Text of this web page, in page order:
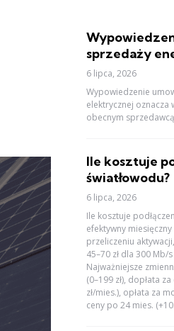
sprzedaży
6 lipca, 2026
Wypowiedzenie
elektrycznej oznacza
obecnym
Ile kosztuje
światłowodu?
6 lipca, 2026
Ile kosztuje
efektywny
przeliczeniu
45–70 zł dla 300 Mb/
Najważniejsze
(0–199 zł), dopłata
zł/mies.), opłata za
ceny po 24 mies.